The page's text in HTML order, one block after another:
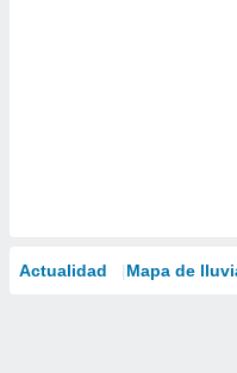
Actualidad Mapa de